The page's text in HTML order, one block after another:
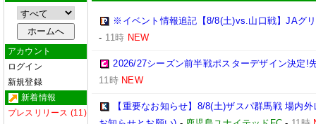
アカウント
ログイン
新規登録
新着情報
プレスリリース (11)
※イベント情報追記【8/8(土)vs.山口戦】JAグ
- 11時 NEW
2026/27シーズン前半戦ポスターデザイン決定!
11時 NEW
【重要なお知らせ】8/8(土)ザスパ群馬戦 場内